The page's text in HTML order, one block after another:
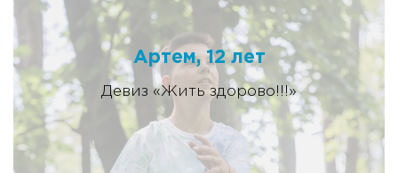
Артем, 12 лет
Девиз «Жить здорово!!!»